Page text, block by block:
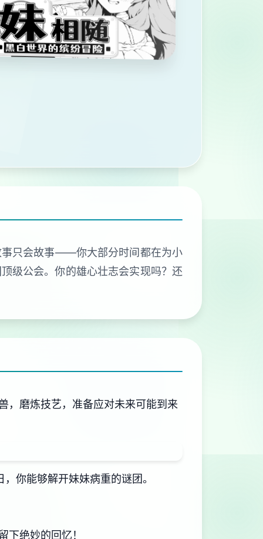
事只会故事——你大部分时间都在为小
级公会。你的雄心壮志会实现吗？还
磨炼技艺，准备应对未来可能到来
你能够解开妹妹病重的谜团。
绝妙的回忆！